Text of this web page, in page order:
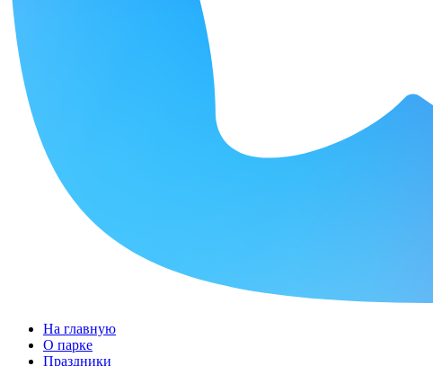
На главную
О парке
Праздники